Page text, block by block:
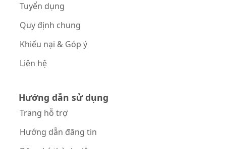
Tuyển dụng
Quy định chung
Khiếu nại & Góp ý
Liên hệ
Hướng dẫn sử dụng
Trang hỗ trợ
Hướng dẫn đăng tin